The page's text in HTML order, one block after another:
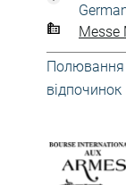
Messe
Полювання
відпочинок